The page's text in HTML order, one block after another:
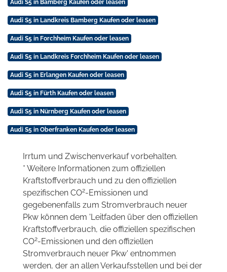
Audi S5 in Bamberg Kaufen oder leasen
Audi S5 in Landkreis Bamberg Kaufen oder leasen
Audi S5 in Forchheim Kaufen oder leasen
Audi S5 in Landkreis Forchheim Kaufen oder leasen
Audi S5 in Erlangen Kaufen oder leasen
Audi S5 in Fürth Kaufen oder leasen
Audi S5 in Nürnberg Kaufen oder leasen
Audi S5 in Oberfranken Kaufen oder leasen
Irrtum und Zwischenverkauf vorbehalten.
* Weitere Informationen zum offiziellen
Kraftstoffverbrauch und zu den offiziellen
spezifischen CO2-Emissionen und
gegebenenfalls zum Stromverbrauch neuer
Pkw können dem 'Leitfaden über den offiziellen
Kraftstoffverbrauch, die offiziellen spezifischen
CO2-Emissionen und den offiziellen
Stromverbrauch neuer Pkw' entnommen
werden, der an allen Verkaufsstellen und bei der